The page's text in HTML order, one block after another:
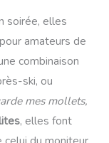
soirée, elles
amateurs de
combinaison
ski, ou
mes mollets,
, elles font